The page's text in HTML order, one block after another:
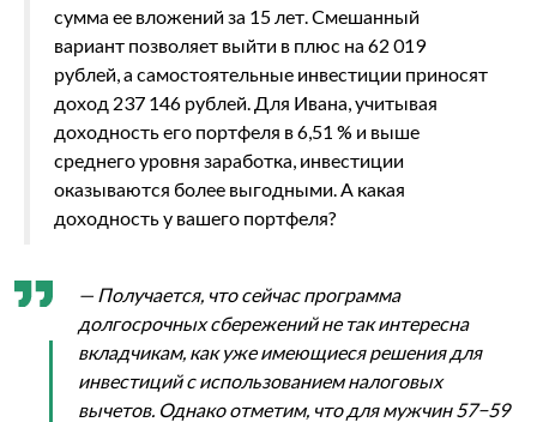
сумма ее вложений за 15 лет. Смешанный
вариант позволяет выйти в плюс на 62 019
рублей, а самостоятельные инвестиции приносят
доход 237 146 рублей. Для Ивана, учитывая
доходность его портфеля в 6,51 % и выше
среднего уровня заработка, инвестиции
оказываются более выгодными. А какая
доходность у вашего портфеля?
— Получается, что сейчас программа
долгосрочных сбережений не так интересна
вкладчикам, как уже имеющиеся решения для
инвестиций с использованием налоговых
вычетов. Однако отметим, что для мужчин 57−59